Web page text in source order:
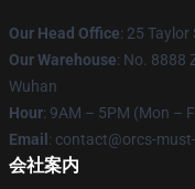
Our Head Office: 25 Taylor
Our Warehouse: No. 8888
Wuhan
Hour: 9AM – 5PM (Mon –
Email : contact@orcs-
会社案内